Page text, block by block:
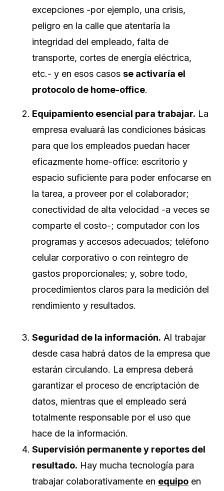
excepciones -por ejemplo, una crisis,
peligro en la calle que atentaría la
integridad del empleado, falta de
transporte, cortes de energía eléctrica,
etc.- y en esos casos se activaría el
protocolo de home-office.
Equipamiento esencial para trabajar. La
empresa evaluará las condiciones básicas
para que los empleados puedan hacer
eficazmente home-office: escritorio y
espacio suficiente para poder enfocarse en
la tarea, a proveer por el colaborador;
conectividad de alta velocidad -a veces se
comparte el costo-; computador con los
programas y accesos adecuados; teléfono
celular corporativo o con reintegro de
gastos proporcionales; y, sobre todo,
procedimientos claros para la medición del
rendimiento y resultados.
Seguridad de la información. Al trabajar
desde casa habrá datos de la empresa que
estarán circulando. La empresa deberá
garantizar el proceso de encriptación de
datos, mientras que el empleado será
totalmente responsable por el uso que
hace de la información.
Supervisión permanente y reportes del
resultado. Hay mucha tecnología para
trabajar colaborativamente en equipo en